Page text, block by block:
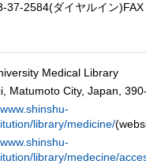
37-2584(ダイヤルイン)
Medical Library
Matumoto City, Japan,
library/medicine/
library/medecine/